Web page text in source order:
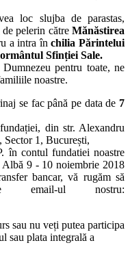
loc slujba de parastas,
de pelerin cătreMănăstirea
a intra închilia Părintelui
Sfinției Sale.
pentru toate, ne
noastre.
se fac până pe data de 7
din str. Alexandru
Sector 1, București,
în contul fundatiei noastre
Albă 9 - 10 noiembrie 2018
bancar, vă rugăm să
ul nostru:
sau nu veți putea participa
sau plata integrală a